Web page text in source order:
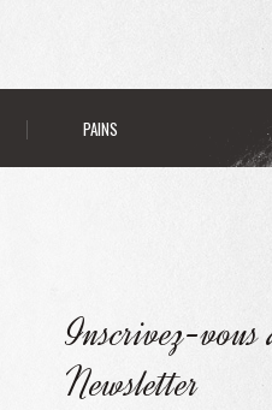
PAINS
Inscrivez-vous
Newsletter